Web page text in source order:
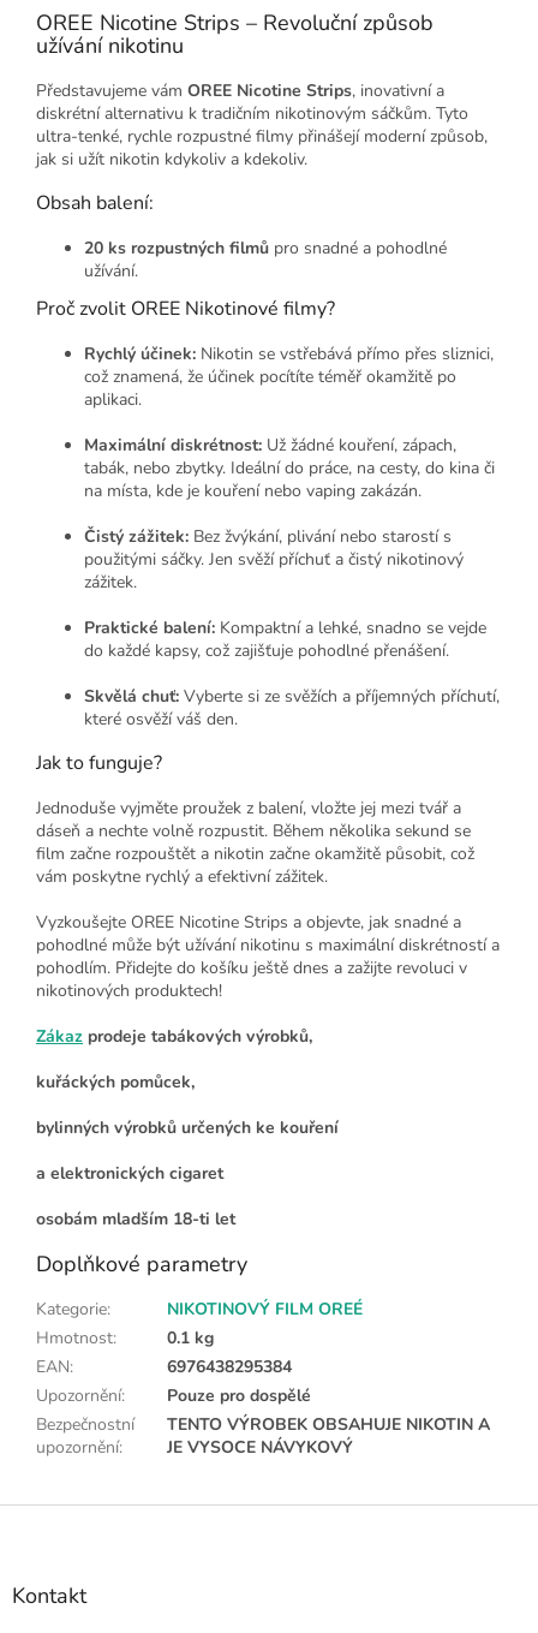
OREE Nicotine Strips – Revoluční způsob
užívání nikotinu
Představujeme vám OREE Nicotine Strips, inovativní a
diskrétní alternativu k tradičním nikotinovým sáčkům. Tyto
ultra-tenké, rychle rozpustné filmy přinášejí moderní způsob,
jak si užít nikotin kdykoliv a kdekoliv.
Obsah balení:
20 ks rozpustných filmů pro snadné a pohodlné
užívání.
Proč zvolit OREE Nikotinové filmy?
Rychlý účinek: Nikotin se vstřebává přímo přes sliznici,
což znamená, že účinek pocítíte téměř okamžitě po
aplikaci.
Maximální diskrétnost: Už žádné kouření, zápach,
tabák, nebo zbytky. Ideální do práce, na cesty, do kina či
na místa, kde je kouření nebo vaping zakázán.
Čistý zážitek: Bez žvýkání, plivání nebo starostí s
použitými sáčky. Jen svěží příchuť a čistý nikotinový
zážitek.
Praktické balení: Kompaktní a lehké, snadno se vejde
do každé kapsy, což zajišťuje pohodlné přenášení.
Skvělá chuť: Vyberte si ze svěžích a příjemných příchutí,
které osvěží váš den.
Jak to funguje?
Jednoduše vyjměte proužek z balení, vložte jej mezi tvář a
dáseň a nechte volně rozpustit. Během několika sekund se
film začne rozpouštět a nikotin začne okamžitě působit, což
vám poskytne rychlý a efektivní zážitek.
Vyzkoušejte OREE Nicotine Strips a objevte, jak snadné a
pohodlné může být užívání nikotinu s maximální diskrétností a
pohodlím. Přidejte do košíku ještě dnes a zažijte revoluci v
nikotinových produktech!
Zákaz prodeje tabákových výrobků,
kuřáckých pomůcek,
bylinných výrobků určených ke kouření
a elektronických cigaret
osobám mladším 18-ti let
Doplňkové parametry
Kategorie:
NIKOTINOVÝ FILM OREÉ
Hmotnost:
0.1 kg
EAN:
6976438295384
Upozornění:
Pouze pro dospělé
Bezpečnostní
upozornění:
TENTO VÝROBEK OBSAHUJE NIKOTIN A
JE VYSOCE NÁVYKOVÝ
Z
Kontakt